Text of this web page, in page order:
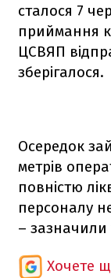
сталося 7
приймання
ЦСВЯП
зберігалося.
Осередок
метрів
повністю
персоналу
– зазначили
Хочете